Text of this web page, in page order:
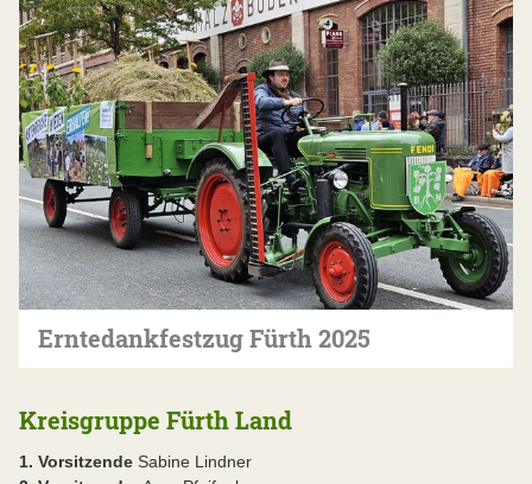
Erntedankfestzug Fürth 2025
Kreisgruppe Fürth Land
1. Vorsitzende Sabine Lindner